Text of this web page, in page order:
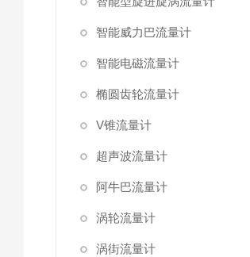
智能威力巴流量计
智能电磁流量计
椭圆齿轮流量计
V锥流量计
超声波流量计
阿牛巴流量计
涡轮流量计
涡街流量计